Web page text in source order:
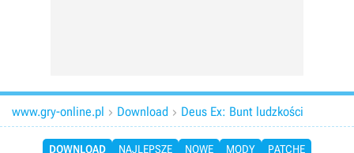
www.gry-online.pl  Download  Deus Ex: Bunt ludzkości
DOWNLOAD NAJLEPSZE NOWE MODY
PATCHE